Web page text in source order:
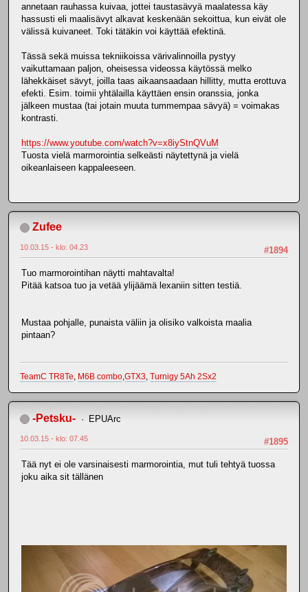
annetaan rauhassa kuivaa, jottei taustasävyä maalatessa käy
hassusti eli maalisävyt alkavat keskenään sekoittua, kun eivät ole
välissä kuivaneet. Toki tätäkin voi käyttää efektinä.
Tässä sekä muissa tekniikoissa värivalinnoilla pystyy
vaikuttamaan paljon, oheisessa videossa käytössä melko
lähekkäiset sävyt, joilla taas aikaansaadaan hillitty, mutta erottuva
efekti. Esim. toimii yhtälailla käyttäen ensin oranssia, jonka
jälkeen mustaa (tai jotain muuta tummempaa sävyä) = voimakas
kontrasti.
https://www.youtube.com/watch?v=x8iyStnQVuM
Tuosta vielä marmorointia selkeästi näytettynä ja vielä
oikeanlaiseen kappaleeseen.
Zufee
#1894
10.03.15 - klo: 04.23
Tuo marmorointihan näytti mahtavalta!
Pitää katsoa tuo ja vetää ylijäämä lexaniin sitten testiä.
Mustaa pohjalle, punaista väliin ja olisiko valkoista maalia
pintaan?
TeamC TR8Te M6B combo GTX3 Turnigy 5Ah 2Sx2
-Petsku- EPUArc
#1895
10.03.15 - klo: 07.45
Tää nyt ei ole varsinaisesti marmorointia, mut tuli tehtyä tuossa
joku aika sit tällänen